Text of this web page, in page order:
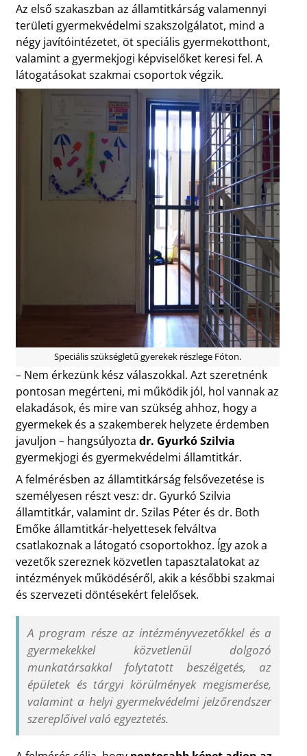
Az első szakaszban az államtitkárság valamennyi
területi gyermekvédelmi szakszolgálatot, mind a
négy javítóintézetet, öt speciális gyermekotthont,
valamint a gyermekjogi képviselőket keresi fel. A
látogatásokat szakmai csoportok végzik.
Speciális szükségletű gyerekek részlege Fóton.
– Nem érkezünk kész válaszokkal. Azt szeretnénk
pontosan megérteni, mi működik jól, hol vannak az
elakadások, és mire van szükség ahhoz, hogy a
gyermekek és a szakemberek helyzete érdemben
javuljon – hangsúlyozta dr. Gyurkó Szilvia
gyermekjogi és gyermekvédelmi államtitkár.
A felmérésben az államtitkárság felsővezetése is
személyesen részt vesz: dr. Gyurkó Szilvia
államtitkár, valamint dr. Szilas Péter és dr. Both
Emőke államtitkár-helyettesek felváltva
csatlakoznak a látogató csoportokhoz. Így azok a
vezetők szereznek közvetlen tapasztalatokat az
intézmények működéséről, akik a későbbi szakmai
és szervezeti döntésekért felelősek.
A program része az intézményvezetőkkel és a
gyermekekkel közvetlenül dolgozó
munkatársakkal folytatott beszélgetés, az
épületek és tárgyi körülmények megismerése,
valamint a helyi gyermekvédelmi jelzőrendszer
szereplőivel való egyeztetés.